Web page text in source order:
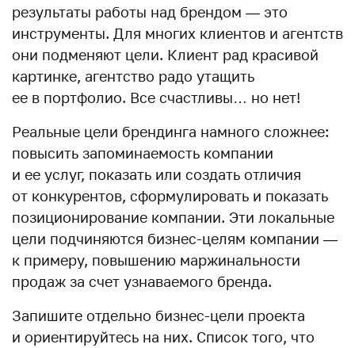
результаты работы над брендом — это
инструменты. Для многих клиентов и агентств
они подменяют цели. Клиент рад красивой
картинке, агентство радо утащить
ее в портфолио. Все счастливы… но нет!
Реальные цели брендинга намного сложнее:
повысить запоминаемость компании
и ее услуг, показать или создать отличия
от конкурентов, сформулировать и показать
позиционирование компании. Эти локальные
цели подчиняются бизнес-целям компании —
к примеру, повышению маржинальности
продаж за счет узнаваемого бренда.
Запишите отдельно бизнес-цели проекта
и ориентируйтесь на них. Список того, что